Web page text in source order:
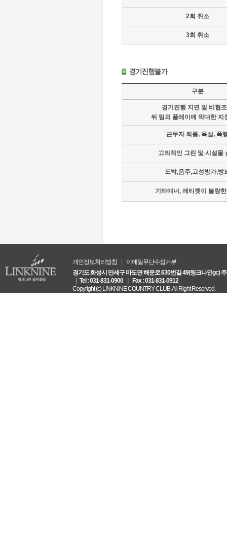
2회 취소
3회 취소
구분
경기진행 지연 및 비협
뒤 팀의 플레이에 막대한 지
근무자 희롱, 욕설, 폭
고의적인 그린 및 시설물
도박,음주,고성방가,방
기타매너, 에티켓이 불량
개인정보처리방침
이메일무단수집거부
경기도 화성시 만세구 마도면 해운로 630번길 49(링크나인gc)
Tel : 031-831-0900
Fax : 031-831-0912
Copyright (c) LINKNINE COUNTRY CLUB. All Right Reserved.